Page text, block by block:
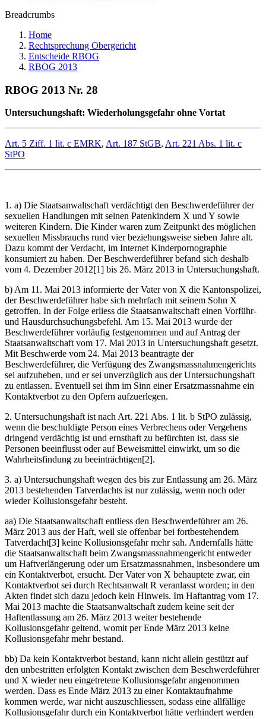
Breadcrumbs
Home
Rechtsprechung Obergericht
Entscheide RBOG
RBOG 2013
RBOG 2013 Nr. 28
Untersuchungshaft: Wiederholungsgefahr ohne Vortat
Art. 5 Ziff. 1 lit. c EMRK, Art. 187 StGB, Art. 221 Abs. 1 lit. c
StPO
1. a) Die Staatsanwaltschaft verdächtigt den Beschwerdeführer der
sexuellen Handlungen mit seinen Patenkindern X und Y sowie
weiteren Kindern. Die Kinder waren zum Zeitpunkt des möglichen
sexuellen Missbrauchs rund vier beziehungsweise sieben Jahre alt.
Dazu kommt der Verdacht, im Internet Kinderpornographie
konsumiert zu haben. Der Beschwerdeführer befand sich deshalb
vom 4. Dezember 2012[1] bis 26. März 2013 in Untersuchungshaft.
b) Am 11. Mai 2013 informierte der Vater von X die Kantonspolizei,
der Beschwerdeführer habe sich mehrfach mit seinem Sohn X
getroffen. In der Folge erliess die Staatsanwaltschaft einen Vorführ-
und Hausdurchsuchungsbefehl. Am 15. Mai 2013 wurde der
Beschwerdeführer vorläufig festgenommen und auf Antrag der
Staatsanwaltschaft vom 17. Mai 2013 in Untersuchungshaft gesetzt.
Mit Beschwerde vom 24. Mai 2013 beantragte der
Beschwerdeführer, die Verfügung des Zwangsmassnahmengerichts
sei aufzuheben, und er sei unverzüglich aus der Untersuchungshaft
zu entlassen. Eventuell sei ihm im Sinn einer Ersatzmassnahme ein
Kontaktverbot zu den Opfern aufzuerlegen.
2. Untersuchungshaft ist nach Art. 221 Abs. 1 lit. b StPO zulässig,
wenn die beschuldigte Person eines Verbrechens oder Vergehens
dringend verdächtig ist und ernsthaft zu befürchten ist, dass sie
Personen beeinflusst oder auf Beweismittel einwirkt, um so die
Wahrheitsfindung zu beeinträchtigen[2].
3. a) Untersuchungshaft wegen des bis zur Entlassung am 26. März
2013 bestehenden Tatverdachts ist nur zulässig, wenn noch oder
wieder Kollusionsgefahr besteht.
aa) Die Staatsanwaltschaft entliess den Beschwerdeführer am 26.
März 2013 aus der Haft, weil sie offenbar bei fortbestehendem
Tatverdacht[3] keine Kollusionsgefahr mehr sah. Andernfalls hätte
die Staatsanwaltschaft beim Zwangsmassnahmengericht entweder
um Haftverlängerung oder um Ersatzmassnahmen, insbesondere um
ein Kontaktverbot, ersucht. Der Vater von X behauptete zwar, ein
Kontaktverbot sei durch Rechtsanwalt R veranlasst worden; in den
Akten findet sich dazu jedoch kein Hinweis. Im Haftantrag vom 17.
Mai 2013 machte die Staatsanwaltschaft zudem keine seit der
Haftentlassung am 26. März 2013 weiter bestehende
Kollusionsgefahr geltend, womit per Ende März 2013 keine
Kollusionsgefahr mehr bestand.
bb) Da kein Kontaktverbot bestand, kann nicht allein gestützt auf
den unbestritten erfolgten Kontakt zwischen dem Beschwerdeführer
und X wieder neu eingetretene Kollusionsgefahr angenommen
werden. Dass es Ende März 2013 zu einer Kontaktaufnahme
kommen werde, war nicht auszuschliessen, sodass eine allfällige
Kollusionsgefahr durch ein Kontaktverbot hätte verhindert werden